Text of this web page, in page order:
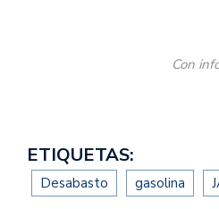
Con
ETIQUETAS:
Desabasto gasolina